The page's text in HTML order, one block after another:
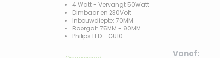
4 Watt - Vervangt 50Watt
Dimbaar en 230Volt
Inbouwdiepte: 70MM
Boorgat: 75MM - 90MM
Philips LED - GU10
Vanaf